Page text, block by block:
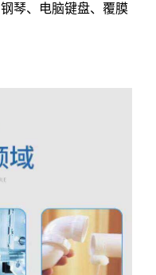
琴、电脑键盘、覆膜